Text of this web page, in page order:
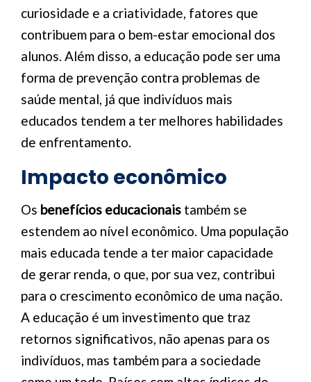
curiosidade e a criatividade, fatores que
contribuem para o bem-estar emocional dos
alunos. Além disso, a educação pode ser uma
forma de prevenção contra problemas de
saúde mental, já que indivíduos mais
educados tendem a ter melhores habilidades
de enfrentamento.
Impacto econômico
Os benefícios educacionais também se
estendem ao nível econômico. Uma população
mais educada tende a ter maior capacidade
de gerar renda, o que, por sua vez, contribui
para o crescimento econômico de uma nação.
A educação é um investimento que traz
retornos significativos, não apenas para os
indivíduos, mas também para a sociedade